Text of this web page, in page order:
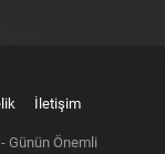
İletişim
Günün Önemli